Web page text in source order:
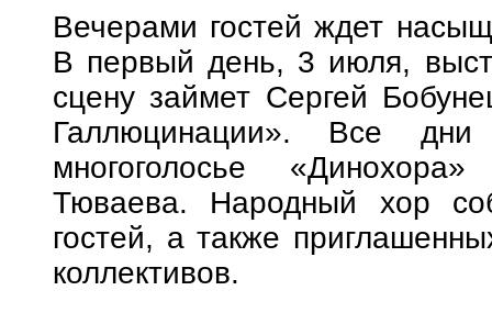
Вечерами гостей ждет
В первый день, 3 июля,
сцену займет Сергей
Галлюцинации». Все дни
многоголосье
Тюваева. Народный хор
гостей, а также
коллективов.